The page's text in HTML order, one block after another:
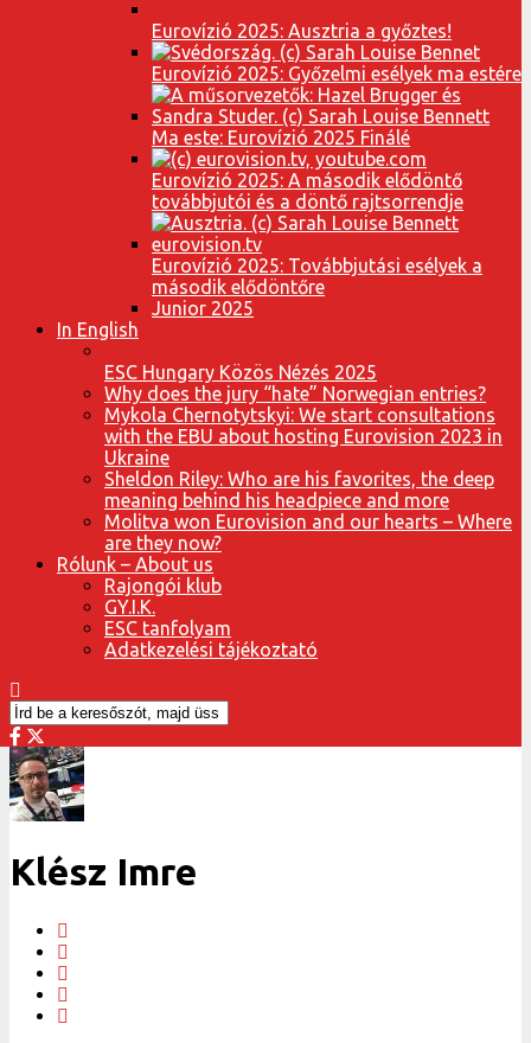
Eurovízió 2025: Ausztria a győztes!
Eurovízió 2025: Győzelmi esélyek ma estére
Ma este: Eurovízió 2025 Finálé
Eurovízió 2025: A második elődöntő
továbbjutói és a döntő rajtsorrendje
Eurovízió 2025: Továbbjutási esélyek a
második elődöntőre
Junior 2025
In English
ESC Hungary Közös Nézés 2025
Why does the jury “hate” Norwegian entries?
Mykola Chernotytskyi: We start consultations
with the EBU about hosting Eurovision 2023 in
Ukraine
Sheldon Riley: Who are his favorites, the deep
meaning behind his headpiece and more
Molitva won Eurovision and our hearts – Where
are they now?
Rólunk – About us
Rajongói klub
GY.I.K.
ESC tanfolyam
Adatkezelési tájékoztató
Klész Imre